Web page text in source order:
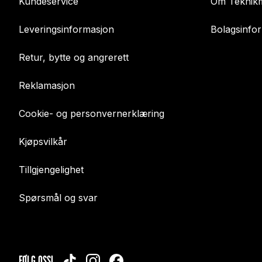
Leveringsinformasjon
Retur, bytte og angrerett
Reklamasjon
Cookie- og personvernerklæring
Kjøpsvilkår
Tillgjengelighet
Spørsmål og svar